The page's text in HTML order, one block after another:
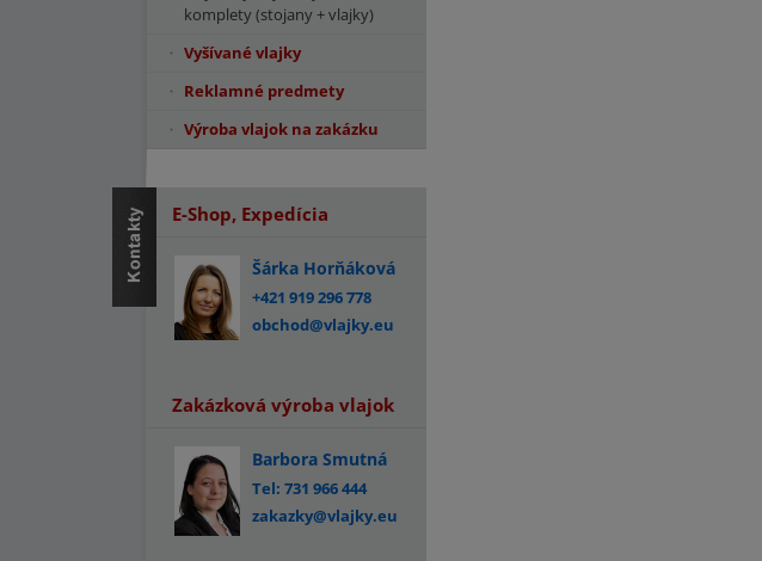
komplety (stojany + vlajky)
Vyšívané vlajky
Reklamné predmety
Výroba vlajok na zakázku
E-Shop, Expedícia
Šárka Horňáková
+421 919 296 778
obchod@vlajky.eu
Zakázková výroba vlajok
Barbora Smutná
Tel: 731 966 444
zakazky@vlajky.eu